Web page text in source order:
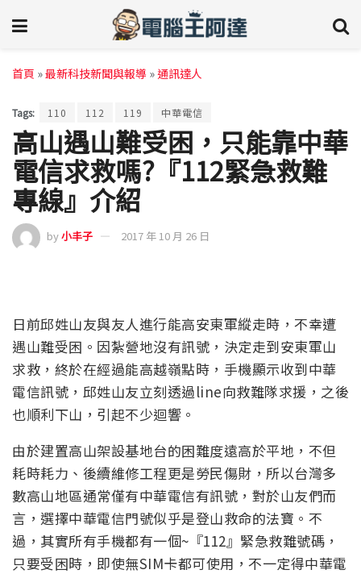
首頁 »最新科技新聞與報導 »通訊達人
Tags: 110 112 119 中華電信
高山遇山難受困，只能靠中華
電信求救嗎?『112緊急救難
專線』介紹
by小丰子 2017 年 10 月 26 日
日前邱姓山友與友人進行能高安東軍縱走時，不幸遭
遇山難受困。因紮營地沒有訊號，決定走到安東軍山
求救，終於在經過能高越嶺點時，手機顯示收到中華
電信訊號，邱姓山友立刻透過line向救難隊求援，之後
也順利下山，引起不少迴響。
由於建置高山架設基地台的困難度遠高於平地，不但
耗時耗力、後續維修工程更是勞民傷財，所以台灣多
數高山地區通常僅有中華電信有訊號，對於山友們而
言，選擇中華電信門號似乎是登山救命的法寶。不
過，其實所有手機都有一個~『112』緊急救難號碼，
只要受困時，即使無SIM卡都可使用，不一定得中華電